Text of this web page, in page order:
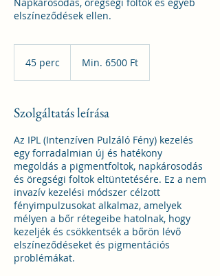
elszíneződések ellen.
45 perc
r
magyarMin. 6500 Ft
Szolgáltatás leírása
Az IPL (Intenzíven Pulzáló Fény) kezelés
egy forradalmian új és hatékony
megoldás a pigmentfoltok, napkárosodás
és öregségi foltok eltüntetésére. Ez a nem
invazív kezelési módszer célzott
fényimpulzusokat alkalmaz, amelyek
mélyen a bőr rétegeibe hatolnak, hogy
kezeljék és csökkentsék a bőrön lévő
elszíneződéseket és pigmentációs
problémákat.